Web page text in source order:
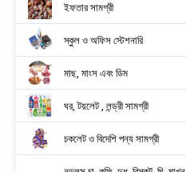
ইফতার সামগ্রী
স্কুল ও অফিস স্টেশনারি
মাছ, মাংস এবং ডিম
ঘর, টয়লেট , লন্ড্রী সামগ্রী
চকলেট ও বিদেশি পন্য সামগ্রী